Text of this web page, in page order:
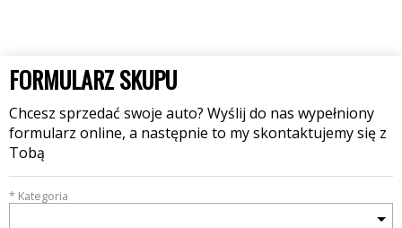
FORMULARZ SKUPU
Chcesz sprzedać swoje auto? Wyślij do nas wypełniony
formularz online, a następnie to my skontaktujemy się z
Tobą
* Kategoria